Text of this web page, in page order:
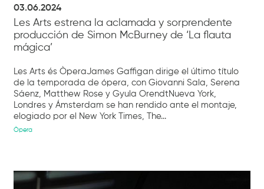
03.06.2024
Les Arts estrena la aclamada y sorprendente
producción de Simon McBurney de ‘La flauta
mágica’
Les Arts és ÒperaJames Gaffigan dirige el último título
de la temporada de ópera, con Giovanni Sala, Serena
Sáenz, Matthew Rose y Gyula OrendtNueva York,
Londres y Ámsterdam se han rendido ante el montaje,
elogiado por el New York Times, The...
Òpera